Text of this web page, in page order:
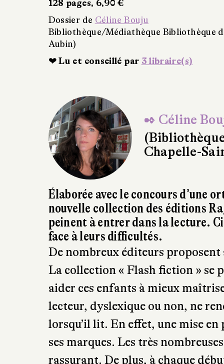
de La Chapelle-Saint-Aubin (La
✒ Céline
Chapelle-
Élaborée avec le concours d’une
nouvelle collection des éditions
peinent à entrer dans la lecture.
face à leurs difficultés.
De nombreux éditeurs proposent
La collection « Flash fiction » se
aider ces enfants à mieux
lecteur, dyslexique ou non, ne
lorsqu’il lit. En effet, une mise
ses marques. Les très
rassurant. De plus, à chaque